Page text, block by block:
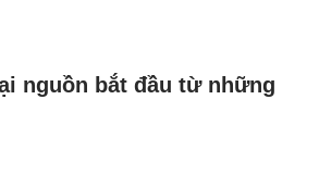
nguồn bắt đầu từ những